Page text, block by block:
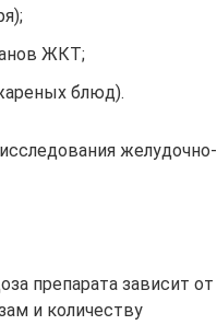
ЖКТ;
блюд).
желудочно-
препарата зависит от
и количеству